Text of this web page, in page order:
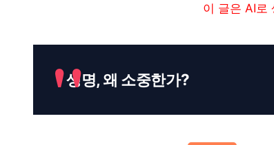
이 글은 AI로
생명, 왜 소중한가?